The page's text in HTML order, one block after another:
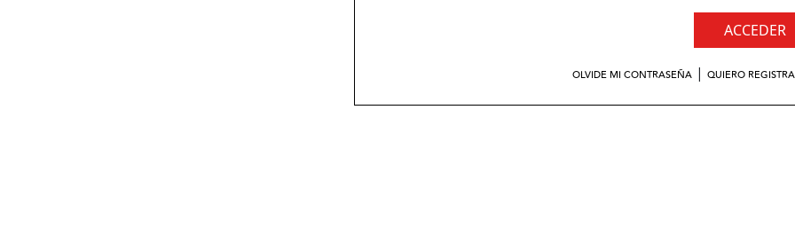
ACCEDER
OLVIDE MI CONTRASEÑA| QUIERO